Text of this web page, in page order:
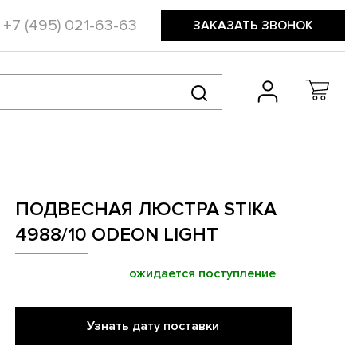
+7 (495) 021-63-63 ЗАКАЗАТЬ ЗВОНОК
ПОДВЕСНАЯ ЛЮСТРА STIKA
4988/10 ODEON LIGHT
ожидается поступление
Узнать дату поставки